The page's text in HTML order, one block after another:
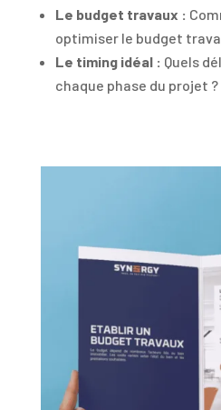
Le budget travaux :
optimiser le budget
Le timing idéal : Quels
chaque phase du projet ?